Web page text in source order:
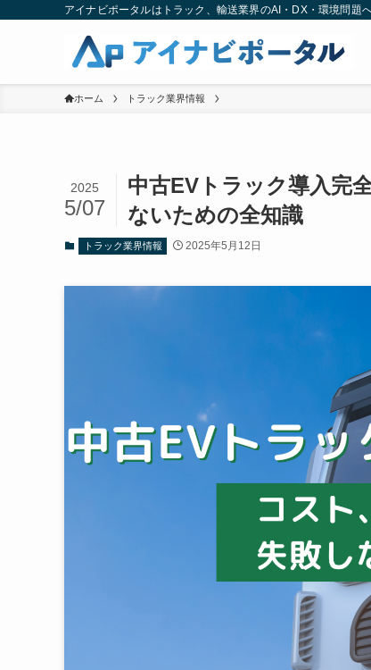
アイナビポータルはトラック、輸送業界のAI・DX・環境問
ホーム トラック業界情報
中古EVトラック導入完
ないための全知識
2025
5/07
トラック業界情報 2025年5月12日